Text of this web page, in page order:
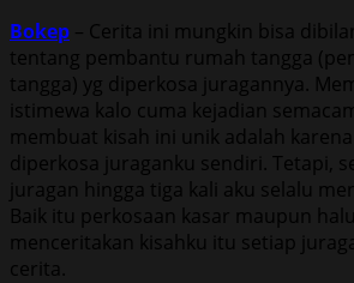
Bokep – Cerita ini mungkin bisa
tentang pembantu rumah tangga
tangga) yg diperkosa juragannya.
istimewa kalo cuma kejadian
membuat kisah ini unik adalah
diperkosa juraganku sendiri. Tetapi,
juragan hingga tiga kali aku selalu
Baik itu perkosaan kasar maupun
menceritakan kisahku itu setiap
cerita.